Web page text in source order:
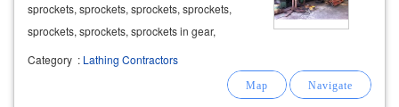
sprockets, sprockets, sprockets, sprockets,
sprockets, sprockets, sprockets in gear,
sprockets, spur gear. sprockets outside the
sprockets in gear and gear. welding and all
Category : Lathing Contractors